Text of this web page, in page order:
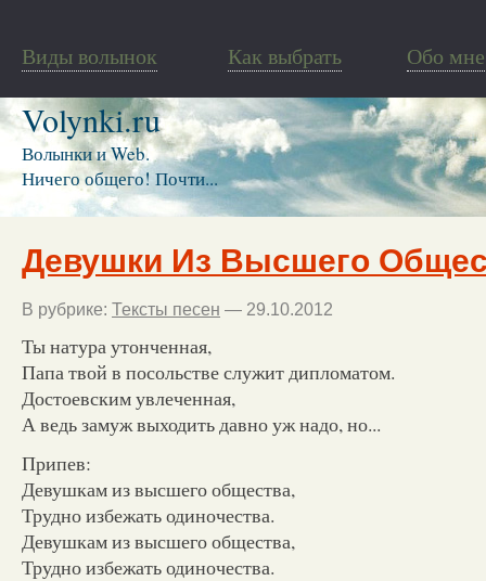
Виды волынок Как выбрать Обо мне
Volynki.ru
Волынки и Web.
Ничего общего! Почти...
Девушки Из Высшего
В рубрике: Тексты песен — 29.10.2012
Ты натура утонченная,
Папа твой в посольстве служит дипломатом.
Достоевским увлеченная,
А ведь замуж выходить давно уж надо, но...
Припев:
Девушкам из высшего общества,
Трудно избежать одиночества.
Девушкам из высшего общества,
Трудно избежать одиночества.